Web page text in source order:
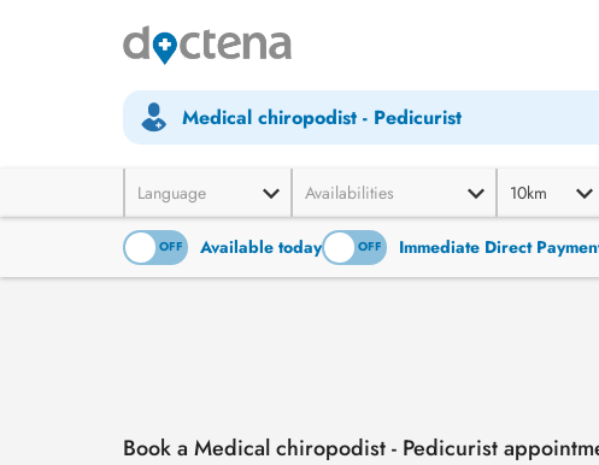
Medical chiropodist - Pedicurist
Language Availabilities 10km
OFF Available today
ON OFF Immediate Direct
Book a Medical chiropodist - Pedicurist